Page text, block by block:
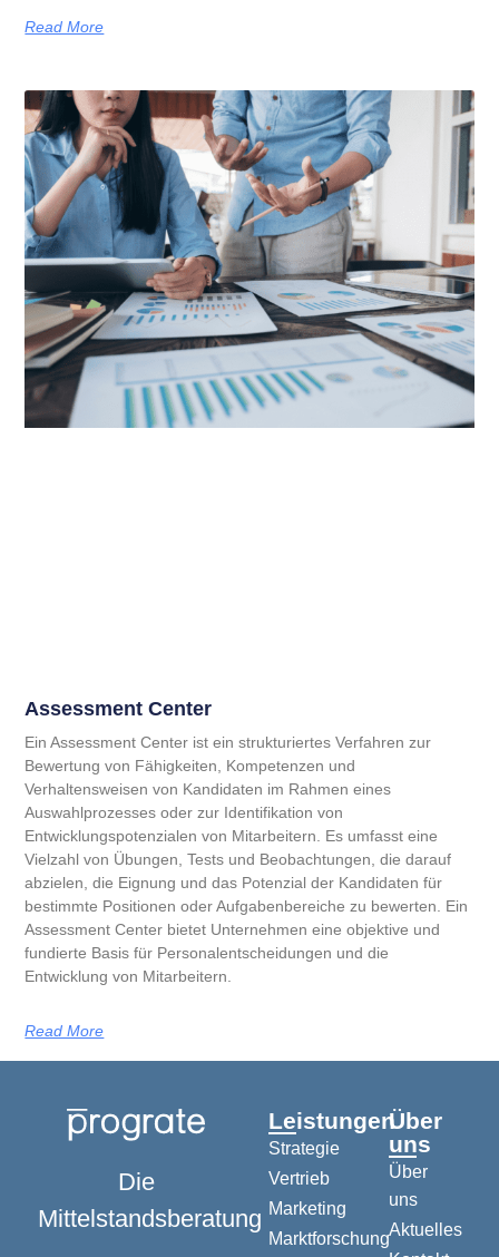
Read More
Assessment Center
Ein Assessment Center ist ein strukturiertes Verfahren zur
Bewertung von Fähigkeiten, Kompetenzen und
Verhaltensweisen von Kandidaten im Rahmen eines
Auswahlprozesses oder zur Identifikation von
Entwicklungspotenzialen von Mitarbeitern. Es umfasst eine
Vielzahl von Übungen, Tests und Beobachtungen, die darauf
abzielen, die Eignung und das Potenzial der Kandidaten für
bestimmte Positionen oder Aufgabenbereiche zu bewerten. Ein
Assessment Center bietet Unternehmen eine objektive und
fundierte Basis für Personalentscheidungen und die
Entwicklung von Mitarbeitern.
Read More
Die
Mittelstandsberatung
Leistungen
Strategie
Vertrieb
Marketing
Marktforschung
Über
uns
Über
uns
Aktuelles